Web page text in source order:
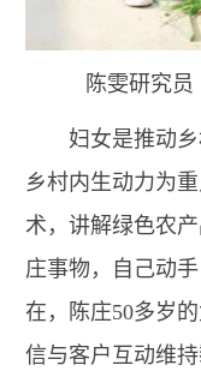
陈雯研究
妇女是推动
乡村内生动力为
术，讲解绿色农
庄事物，自己动
在，陈庄50多岁
信与客户互动维